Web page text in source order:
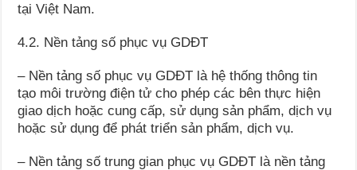
tại Việt Nam.
4.2. Nền tảng số phục vụ GDĐT
– Nền tảng số phục vụ GDĐT là hệ thống thông tin
tạo môi trường điện tử cho phép các bên thực hiện
giao dịch hoặc cung cấp, sử dụng sản phẩm, dịch vụ
hoặc sử dụng để phát triển sản phẩm, dịch vụ.
– Nền tảng số trung gian phục vụ GDĐT là nền tảng